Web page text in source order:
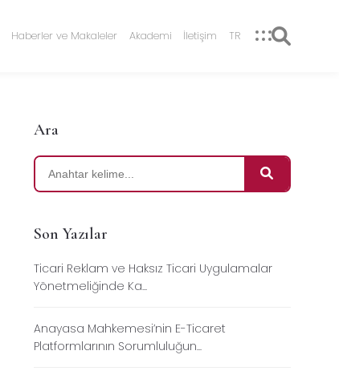
Haberler ve Makaleler Akademi İletişim TR
Ara
Son Yazılar
Ticari Reklam ve Haksız Ticari Uygulamalar
Yönetmeliğinde Ka...
Anayasa Mahkemesi’nin E-Ticaret
Platformlarının Sorumluluğun...